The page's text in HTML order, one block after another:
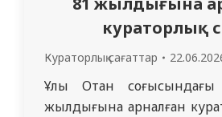
кураторлық
Кураторлық сағаттар
Ұлы Отан соғысындағы
жылдығына арналған